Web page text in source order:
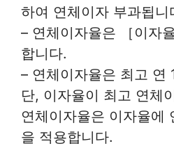
하여 연체이자 부과됩니
– 연체이자율은 ［이자
합니다.
– 연체이자율은 최고 연
단, 이자율이 최고 연체
연체이자율은 이자율에
을 적용합니다.